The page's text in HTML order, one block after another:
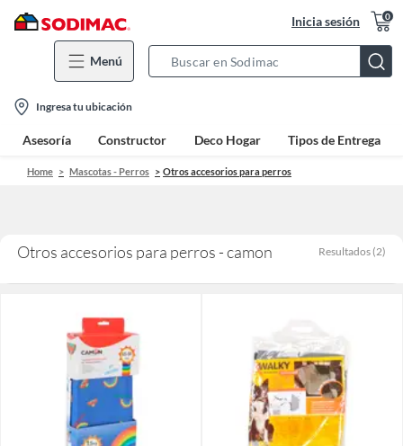
Inicia sesión 0
Menú
Bar
location-
icon
Ingresa tu ubicación
Asesoría Constructor Deco Hogar Tipos de Entrega
Home Mascotas - Perros Otros accesorios para perros
Otros accesorios para perros - camon Resultados (2)